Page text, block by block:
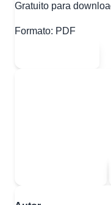
Gratuito para
Formato: PDF